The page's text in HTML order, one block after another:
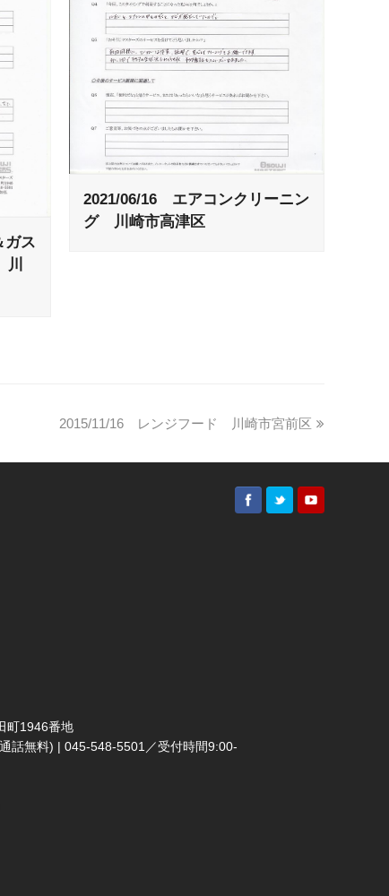
ガス
2021/06/16 エアコンクリーニン
グ 川崎市高津区
2015/11/16 レンジフード 川崎市宮前区
町1946番地
話無料) | 045-548-5501／受付時間9:00-